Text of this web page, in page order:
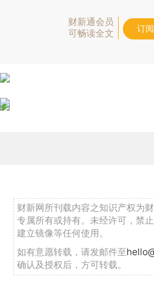
财新通会员
可畅读全文
订
财新网所刊载内容之知识产权为
专属所有或持有。未经许可，禁
建立镜像等任何使用。
如有意愿转载，请发邮件至
确认及授权后，方可转载。